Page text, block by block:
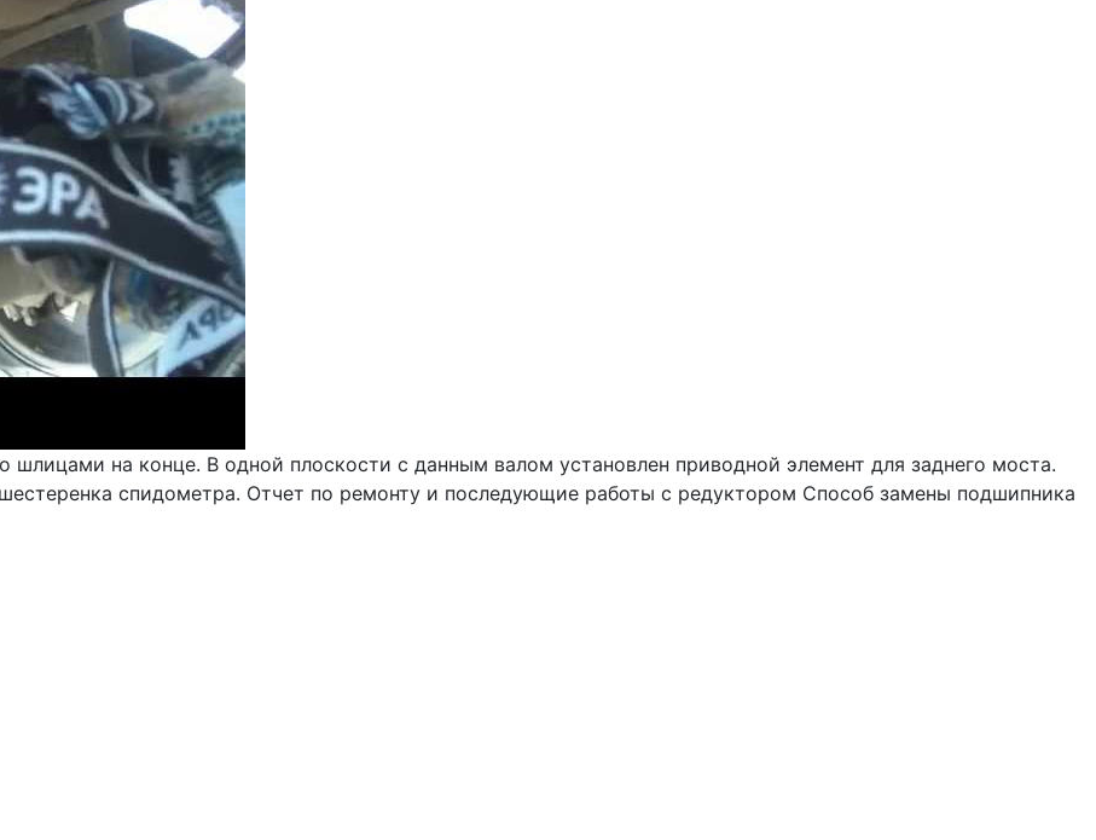
на конце. В одной плоскости с данным валом установлен приводной элемент для заднего моста.
спидометра. Отчет по ремонту и последующие работы с редуктором Способ замены подшипника